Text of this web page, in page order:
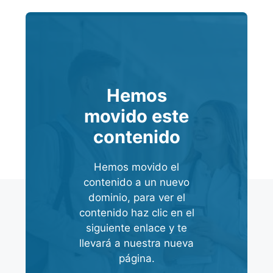
Hemos
movido este
contenido
Hemos movido el
contenido a un nuevo
dominio, para ver el
contenido haz clic en el
siguiente enlace y te
llevará a nuestra nueva
página.